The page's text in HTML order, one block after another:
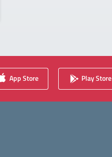
App Store Play Store